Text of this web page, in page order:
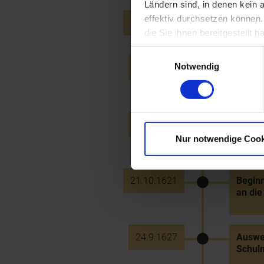
Ländern sind, in denen kein
effektiv durchsetzen
die Sie ihnen bereitgestellt
Notwendig
Nur notwendige
27.11.1618
16.8.1619
30.7.1620
- in
21.10.1621
an
24.9.1627